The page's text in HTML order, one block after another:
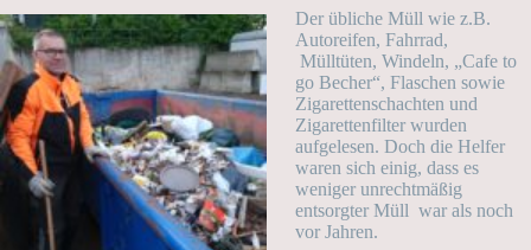
Der übliche Müll wie z.B.
Autoreifen, Fahrrad,
Mülltüten, Windeln, „Cafe to
go Becher“, Flaschen sowie
Zigarettenschachten und
Zigarettenfilter wurden
aufgelesen. Doch die Helfer
waren sich einig, dass es
weniger unrechtmäßig
entsorgter Müll war als noch
vor Jahren.